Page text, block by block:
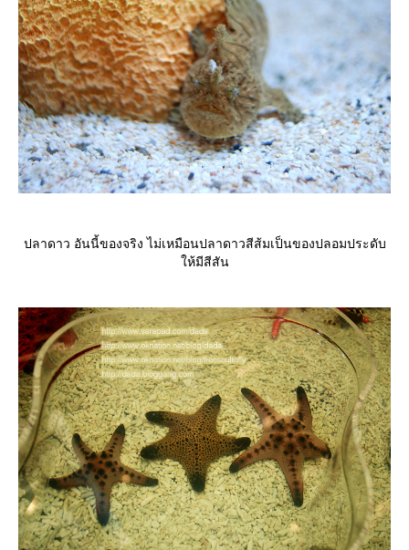
ปลาดาว อันนี้ของจริง ไม่เหมือนปลาดาวสีส้มเป็นของปลอมประดับ
ห้มีสีสัน